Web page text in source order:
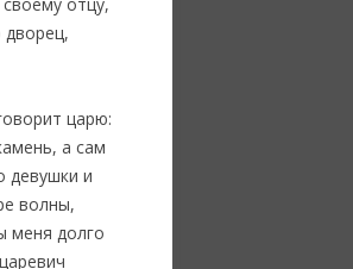
дворец,
царю:
а сам
девушки и
волны,
меня долго